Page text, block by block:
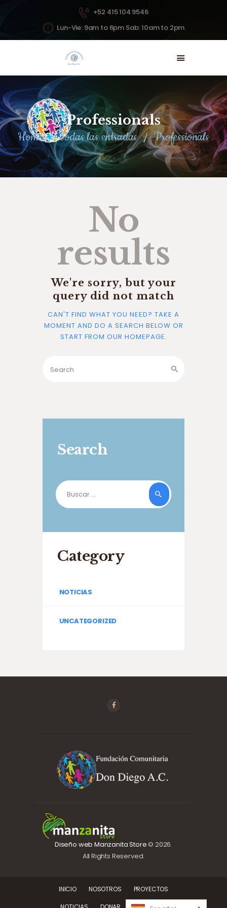
+52 415 104 9546
Lun-Vie: 9am to 6pm Sab: 10am to 2pm
Professionals
Home Todas las entradas Professionals
INICIO
NOSOTROS
PROYECTOS
NOTICIAS
DONAR
CONTACTO
No
results
We're sorry, but your
query did not match
CAN'T FIND WHAT YOU NEED? TAKE A
MOMENT AND DO A SEARCH BELOW OR
START FROM OUR HOMEPAGE.
Search
Buscar:
Category
NOTICIAS
UNCATEGORIZED
Diseño web Manzanita Store© 2026.
All Rights Reserved.
INICIO NOSOTROS PROYECTOS